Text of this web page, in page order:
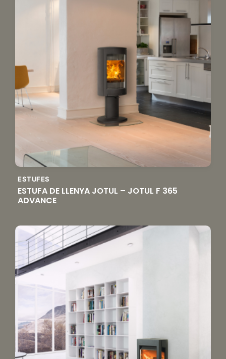
ESTUFES
ESTUFA DE LLENYA JOTUL – JOTUL F 365
ADVANCE